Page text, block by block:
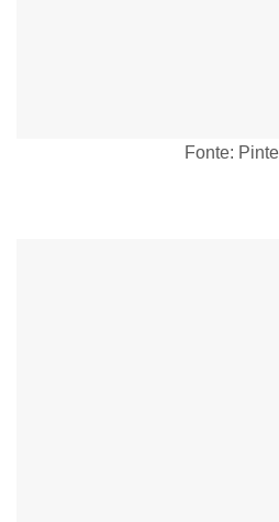
Fonte: